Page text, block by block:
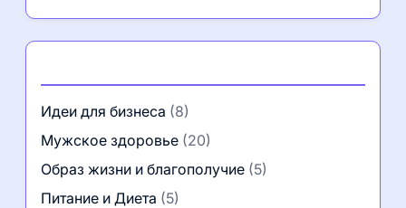
Идеи для бизнеса (8)
Мужское здоровье (20)
Образ жизни и благополучие (5)
Питание и Диета (5)